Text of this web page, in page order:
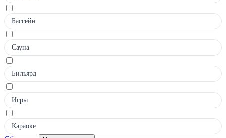
Бассейн
Сауна
Бильярд
Игры
Караоке